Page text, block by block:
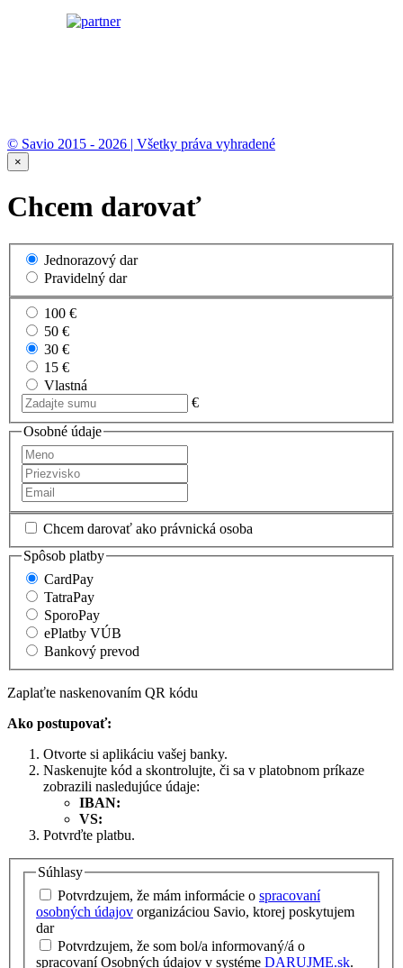
© Savio 2015 - 2026 | Všetky práva vyhradené
×
Chcem darovať
Jednorazový dar
Pravidelný dar
100 €
50 €
30 €
15 €
Vlastná
€
Osobné údaje
Chcem darovať ako právnická osoba
Spôsob platby
CardPay
TatraPay
SporoPay
ePlatby VÚB
Bankový prevod
Zaplaťte naskenovaním QR kódu
Ako postupovať:
Otvorte si aplikáciu vašej banky.
Naskenujte kód a skontrolujte, či sa v platobnom príkaze
zobrazili nasledujúce údaje:
IBAN:
VS:
Potvrďte platbu.
Súhlasy
Potvrdzujem, že mám informácie o spracovaní
osobných údajov organizáciou Savio, ktorej poskytujem
dar
Potvrdzujem, že som bol/a informovaný/á o
spracovaní Osobných údajov v systéme DARUJME.sk.